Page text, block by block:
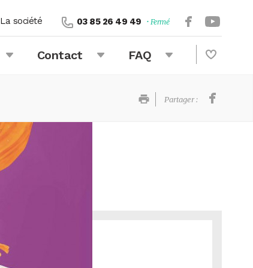
Contact FAQ
La société 03 85 26 49 49 • Fermé
Partager :